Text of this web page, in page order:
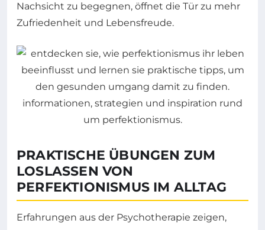
Nachsicht zu begegnen, öffnet die Tür zu mehr
Zufriedenheit und Lebensfreude.
PRAKTISCHE ÜBUNGEN ZUM
LOSLASSEN VON
PERFEKTIONISMUS IM ALLTAG
Erfahrungen aus der Psychotherapie zeigen,